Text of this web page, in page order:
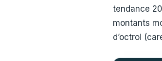
tendance
montants
d’octroi